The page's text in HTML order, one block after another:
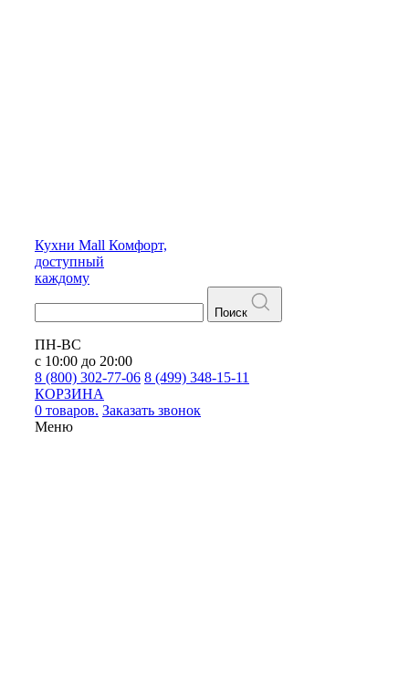
Кухни Mall Комфорт,
доступный
каждому
Поиск
ПН-ВС
с 10:00 до 20:00
8 (800) 302-77-06 8 (499) 348-15-11
КОРЗИНА
0 товаров. Заказать звонок
Меню